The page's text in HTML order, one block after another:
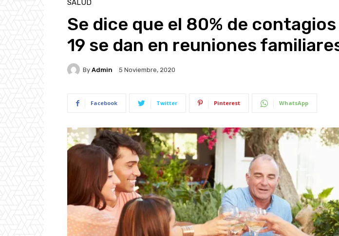
SALUD
Se dice que el 80% de
19 se dan en reuniones
By Admin 5 Noviembre, 2020
Facebook Twitter Pinterest WhatsApp